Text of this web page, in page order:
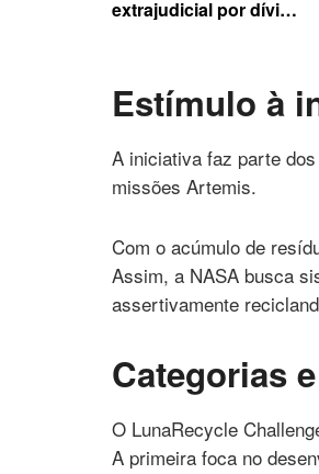
extrajudicial por dívida
Estímulo à
A iniciativa faz parte
missões Artemis.
Com o acúmulo de
Assim, a NASA busca
assertivamente
Categorias
O LunaRecycle
A primeira foca no